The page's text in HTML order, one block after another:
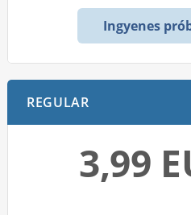
Ingyenes
REGULAR
3,99